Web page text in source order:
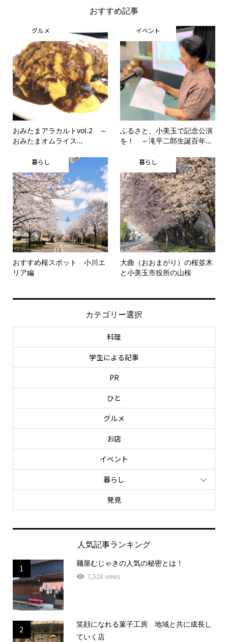
おすすめ記事
グルメ
おみたまアラカルトvol.2 ～
おみたまオムライス...
イベント
ふるさと、小美玉で記念公演
を！ ～滝平二郎生誕百年...
暮らし
おすすめ桜スポット 小川エ
リア編
暮らし
大曲（おおまがり）の桜並木
と小美玉市役所の山桜
カテゴリー選択
料理
学生による記事
PR
ひと
グルメ
お店
イベント
暮らし
発見
人気記事ランキング
1
麺屋むじゃきの人気の秘密とは！
7,528 views
2
笑顔になれる菓子工房 地域と共に成長し
ていく店